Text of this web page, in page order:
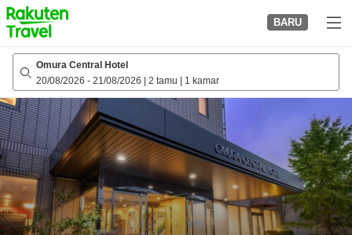
to
top
page
BARU
Omura Central Hotel
20/08/2026 - 21/08/2026 2 tamu 1 kamar